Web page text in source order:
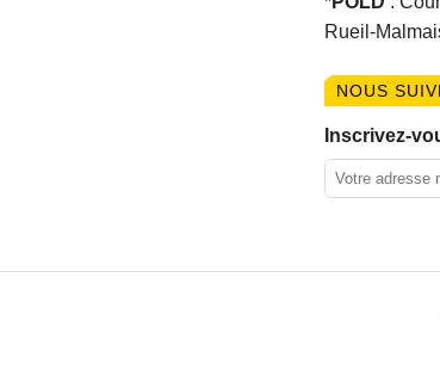
Rueil-
NOUS
Inscrivez-